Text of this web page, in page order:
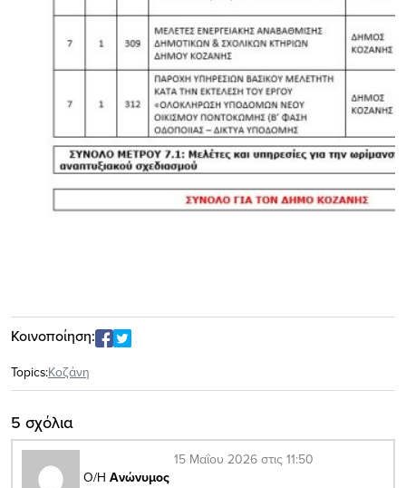
Κοινοποίηση:
Topics:Κοζάνη
5 σχόλια
Ο/Η Ανώνυμος
15 Μαΐου 2026 στις 11:50